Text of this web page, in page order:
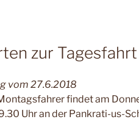
zur Tagesfahrt
vom 27.6.2018
findet am
Uhr an der Pankrati-us-